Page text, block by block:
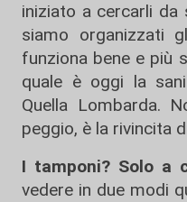
iniziato a cercarli
siamo organizzati
funziona bene e più
quale è oggi la
Quella Lombarda.
peggio, è la rivincita
I tamponi? Solo a
vedere in due modi